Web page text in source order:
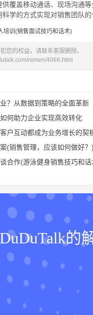
覆盖移动通话、现场沟通
学的方式实现对销售团队的
培训(销售面试技巧和话术)
您的权益，请联系客服删除。
remen/4066.html
？从数据到策略的全面革新
何助力企业实现高效转化
户互动都成为业务增长的契
(销售管理，应该如何做好？)
合作(游泳健身销售技巧和话
DuDuTalk的